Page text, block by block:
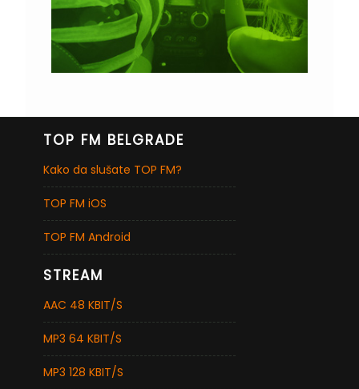
TOP FM BELGRADE
Kako da slušate TOP FM?
TOP FM iOS
TOP FM Android
STREAM
AAC 48 KBIT/S
MP3 64 KBIT/S
MP3 128 KBIT/S